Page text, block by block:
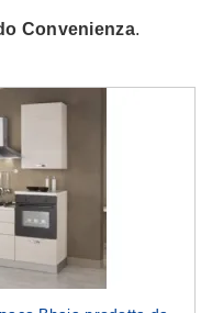
Convenienza.